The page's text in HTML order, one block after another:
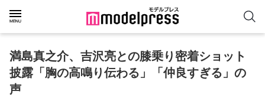
満島真之介、吉沢亮との膝乗り密着ショット
披露「胸の高鳴り伝わる」「仲良すぎる」の
声